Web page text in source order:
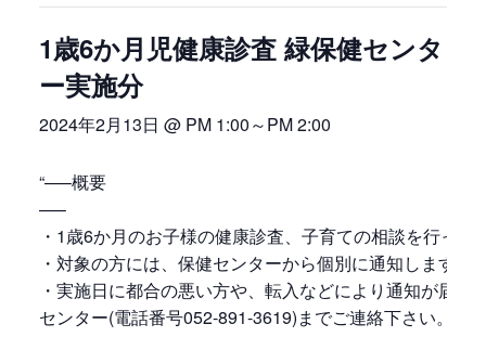
1歳6か月児健康診査 緑保健センタ
ー実施分
2024年2月13日 @ PM 1:00～PM 2:00
“—–概要
—–
・1歳6か月のお子様の健康診査、子育ての相談を行って
・対象の方には、保健センターから個別に通知します。
・実施日に都合の悪い方や、転入などにより通知が届か
センター(電話番号052-891-3619)までご連絡下さい。